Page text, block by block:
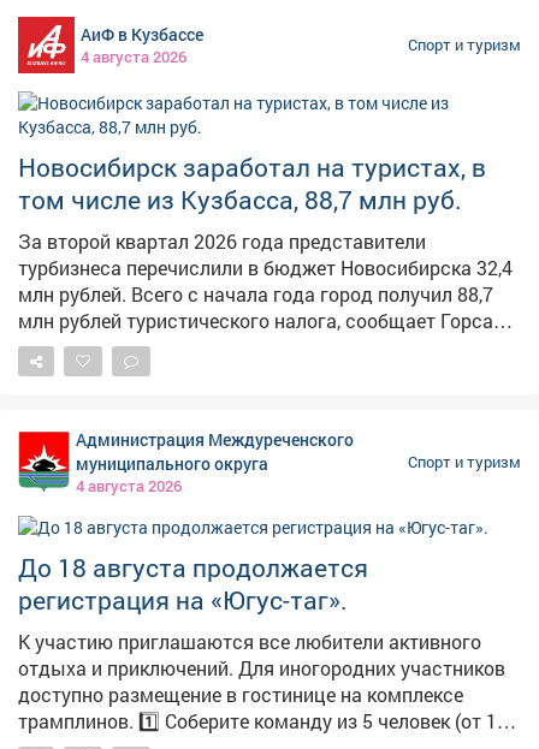
минуты до окончания второго периода казахстанцы -
тоже в большинстве - счёт сравняли. Но уже через 20
секунд Михаил Гуров вновь вывел «Медведей» вперёд,
а ещё через 40 секунд новокузнечане оторвались на
две шайбы. Отличился Илья Шамов. В начале
отставание до минимального, но последнее слово
осталось за нашими ребятами. Илья Шамов вновь
установил окончательный счёт - 4:2 в пользу
«Кузнецких Медведей» Во вторник новокузнечане
отдыхают и наблюдают за соперниками. А 5 августа
«Кузнецкие Медведи» сыграют с «Белыми
Медведями». Накануне челябинцы с минимальным
#новости10канала
АиФ в Кузбассе
4 августа 2026
Спорт и туризм
Новосибирск заработал на туристах, в
том числе из Кузбасса, 88,7 млн руб.
За второй квартал 2026 года представители
турбизнеса перечислили в бюджет Новосибирска 32,4
млн рублей. Всего с начала года город получил 88,7
млн рублей туристического налога, сообщает Горсайт.
Все собранные средства направляют на развитие
городской инфраструктуры. На эти деньги обновляют
общественные пространства, ремонтируют фасады
зданий и борются с визуальным шумом. Новосибирск
также активно развивает событийный туризм, в
Этим летом популярностью пользовались День
города, форумы и фестивали: «Дикоросы», «В Сибири -
есть!», «Летосфера» и «Обские фестивали». В
минувшие выходные завершился авиапраздник «Вива
авиа!». С 21 по 23 августа в городе пройдёт фестиваль
исторической реконструкции «Княжий двор». Фото:
Густаво Зырянов
Администрация Междуреченского
муниципального округа
4 августа 2026
Спорт и туризм
До 18 августа продолжается
регистрация на «Югус-таг».
К участию приглашаются все любители активного
отдыха и приключений. Для иногородних участников
доступно размещение в гостинице на комплексе
трамплинов. 1️⃣ Соберите команду из 5 человек (от 16